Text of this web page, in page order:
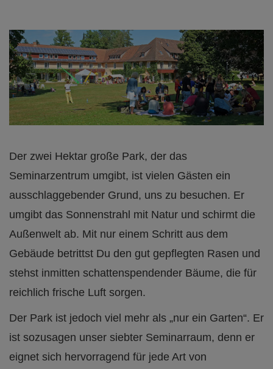
Der zwei Hektar große Park, der das
Seminarzentrum umgibt, ist vielen Gästen ein
ausschlaggebender Grund, uns zu besuchen. Er
umgibt das Sonnenstrahl mit Natur und schirmt die
Außenwelt ab. Mit nur einem Schritt aus dem
Gebäude betrittst Du den gut gepflegten Rasen und
stehst inmitten schattenspendender Bäume, die für
reichlich frische Luft sorgen.
Der Park ist jedoch viel mehr als „nur ein Garten“. Er
ist sozusagen unser siebter Seminarraum, denn er
eignet sich hervorragend für jede Art von